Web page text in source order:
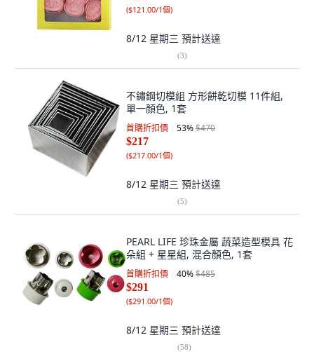
($121.00/1個)
8/12 星期三 預計送達
(3)
不鏽鋼切模組 方形餅乾切模 11件組,
單一顏色, 1套
首購折扣價 53%$470
$217
($217.00/1個)
8/12 星期三 預計送達
(5)
PEARL LIFE 珍珠金屬 蔬菜造型模具 花
朵組 + 星星組, 混合顏色, 1套
首購折扣價 40%$485
$291
($291.00/1個)
8/12 星期三 預計送達
(58)